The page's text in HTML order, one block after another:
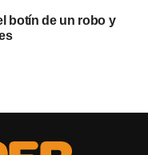
botín de un robo y